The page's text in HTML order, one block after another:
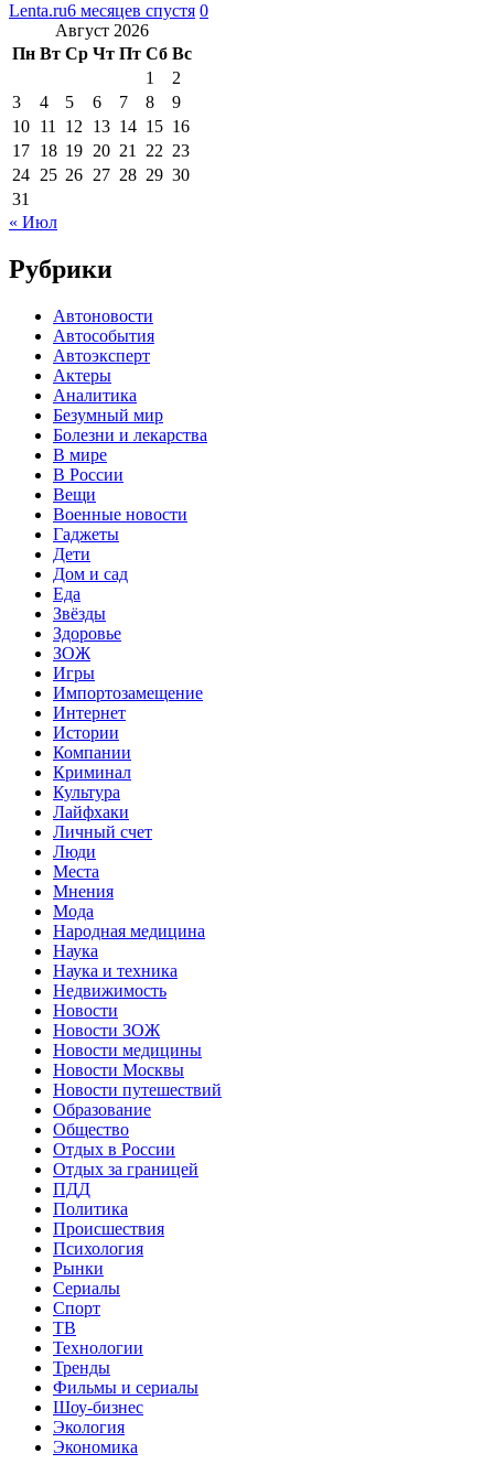
Lenta.ru6 месяцев спустя 0
Август 2026
Пн Вт Ср Чт Пт Сб Вс
1
2
3
4 5 6 7 8
9
10 11 12 13 14 15 16
17 18 19 20 21 22 23
24 25 26 27 28 29 30
31
« Июл
Рубрики
Автоновости
Автособытия
Автоэксперт
Актеры
Аналитика
Безумный мир
Болезни и лекарства
В мире
В России
Вещи
Военные новости
Гаджеты
Дети
Дом и сад
Еда
Звёзды
Здоровье
ЗОЖ
Игры
Импортозамещение
Интернет
Истории
Компании
Криминал
Культура
Лайфхаки
Личный счет
Люди
Места
Мнения
Мода
Народная медицина
Наука
Наука и техника
Недвижимость
Новости
Новости ЗОЖ
Новости медицины
Новости Москвы
Новости путешествий
Образование
Общество
Отдых в России
Отдых за границей
ПДД
Политика
Происшествия
Психология
Рынки
Сериалы
Спорт
ТВ
Технологии
Тренды
Фильмы и сериалы
Шоу-бизнес
Экология
Экономика